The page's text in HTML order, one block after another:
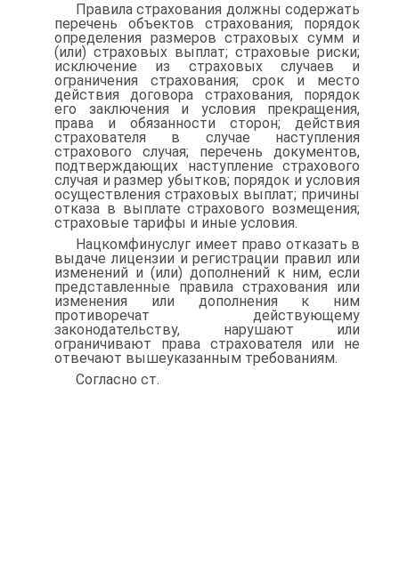
Правила страхования должны содержать
перечень объектов страхования; порядок
определения размеров страховых сумм и
(или) страховых выплат; страховые риски;
исключение из страховых слу­чаев и
ограничения страхования; срок и место
действия договора страхования, порядок
его заключения и условия прекращения,
права и обязанности сторон; действия
страхователя в случае наступления
страхового случая; перечень документов,
подтверждающих наступ­ление страхового
случая и размер убытков; порядок и условия
осуще­ствления страховых выплат; причины
отказа в выплате страхового возмещения;
страховые тарифы и иные условия.
Нацкомфинуслуг имеет право отказать в
выдаче лицензии и ре­гистрации правил или
изменений и (или) дополнений к ним, если
представленные правила страхования или
изменения или дополнения к ним
противоречат действующему
законодательству, нарушают или
ограничивают права страхователя или не
отвечают вышеуказанным требованиям.
Согласно ст.